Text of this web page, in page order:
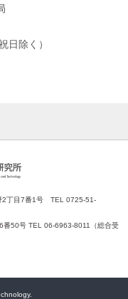
除く）
2丁目7番1号 TEL 0725-51-
50号 TEL 06-6963-8011（総合受